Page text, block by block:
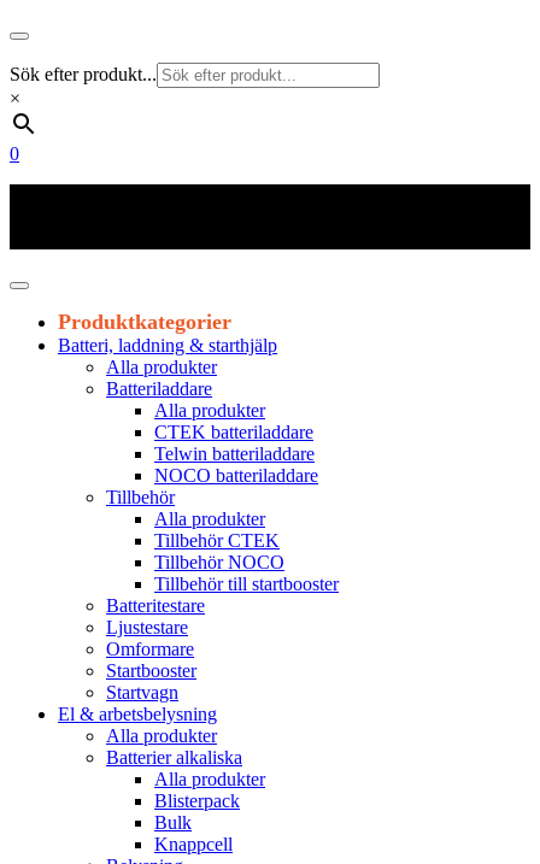
Sök efter produkt...
×
0
Produktkategorier
Batteri, laddning & starthjälp
Alla produkter
Batteriladdare
Alla produkter
CTEK batteriladdare
Telwin batteriladdare
NOCO batteriladdare
Tillbehör
Alla produkter
Tillbehör CTEK
Tillbehör NOCO
Tillbehör till startbooster
Batteritestare
Ljustestare
Omformare
Startbooster
Startvagn
El & arbetsbelysning
Alla produkter
Batterier alkaliska
Alla produkter
Blisterpack
Bulk
Knappcell